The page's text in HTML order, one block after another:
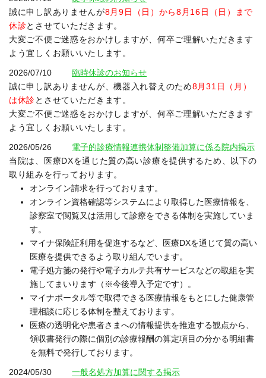
誠に申し訳ありませんが8月9日（日）から8月16日（日）まで
休診とさせていただきます。
大変ご不便ご迷惑をおかけしますが、何卒ご理解いただきます
よう宜しくお願いいたします。
2026/07/10
臨時休診のお知らせ
誠に申し訳ありませんが、機器入れ替えのため8月31日（月）
は休診とさせていただきます。
大変ご不便ご迷惑をおかけしますが、何卒ご理解いただきます
よう宜しくお願いいたします。
2026/05/26
電子的診療情報連携体制整備加算に係る院内掲示
当院は、医療DXを通じた質の高い診療を提供するため、以下の
取り組みを行っております。
オンライン請求を行っております。
オンライン資格確認等システムにより取得した医療情報を、
診察室で閲覧又は活用して診療をできる体制を実施していま
す。
マイナ保険証利用を促進するなど、医療DXを通じて質の高い
医療を提供できるよう取り組んでいます。
電子処方箋の発行や電子カルテ共有サービスなどの取組を実
施してまいります（※今後導入予定です）。
マイナポータル等で取得できる医療情報をもとにした健康管
理相談に応じる体制を整えております。
医療の透明化や患者さまへの情報提供を推進する観点から、
領収書発行の際に個別の診療報酬の算定項目の分かる明細書
を無料で発行しております。
2024/05/30
一般名処方加算に関する掲示